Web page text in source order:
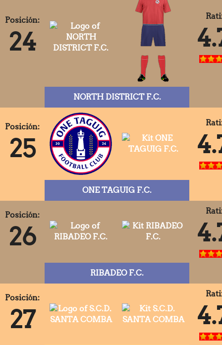
Posición:
24
NORTH DISTRICT F.C.
Posición:
25
ONE TAGUIG F.C.
Posición:
26
RIBADEO F.C.
Posición:
27